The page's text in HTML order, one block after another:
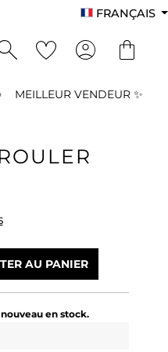
FRANÇAIS
MEILLEUR VENDEUR ✨
: Entrez la
AU PANIER
en stock.